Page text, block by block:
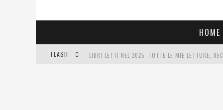
HOME
FLASH LIBRI LETTI NEL 2025: TUTTE LE MIE LETTURE,